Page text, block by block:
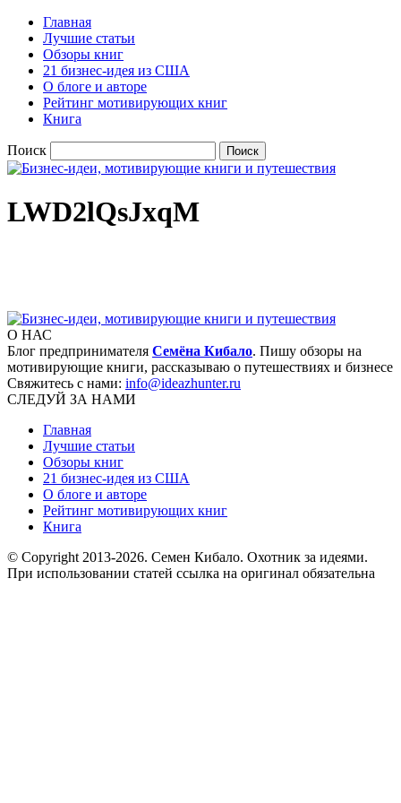
Главная
Лучшие статьи
Обзоры книг
21 бизнес-идея из США
О блоге и авторе
Рейтинг мотивирующих книг
Книга
Поиск
LWD2lQsJxqM
О НАС
Блог предпринимателя Семёна Кибало. Пишу обзоры на
мотивирующие книги, рассказываю о путешествиях и бизнесе
Свяжитесь с нами: info@ideazhunter.ru
СЛЕДУЙ ЗА НАМИ
Главная
Лучшие статьи
Обзоры книг
21 бизнес-идея из США
О блоге и авторе
Рейтинг мотивирующих книг
Книга
© Copyright 2013-2026. Семен Кибало. Охотник за идеями.
При использовании статей ссылка на оригинал обязательна